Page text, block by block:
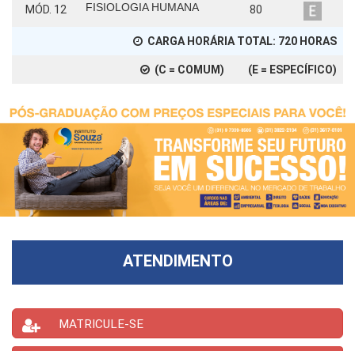
MÓD. 12 FISIOLOGIA HUMANA 80
CARGA HORÁRIA TOTAL: 720 HORAS
(C = COMUM) (E = ESPECÍFICO)
ATENDIMENTO
MATRICULE-SE